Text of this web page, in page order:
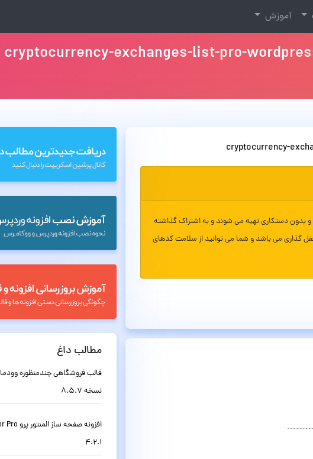
آموزش
cryptocurrency-exchanges-list-pro-
cryptocurrency-
و بدون دستکاری تهیه می شوند و به اشتراک گذاشته
گذاری می باشد و شما می توانید از سلامت کدهای
مطالب داغ
نسخه 8.5.7
4.2.1